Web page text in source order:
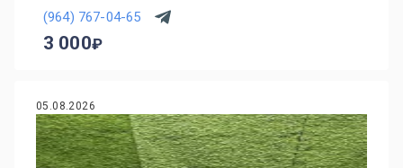
(964) 767-04-65
3 000
05.08.2026